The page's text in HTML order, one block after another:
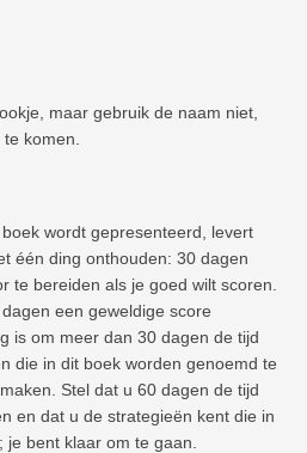
maar gebruik de naam niet,
komen.
wordt gepresenteerd, levert
één ding onthouden: 30 dagen
te bereiden als je goed wilt scoren.
een geweldige score
is om meer dan 30 dagen de tijd
die in dit boek worden genoemd te
Stel dat u 60 dagen de tijd
en dat u de strategieën kent die in
bent klaar om te gaan.